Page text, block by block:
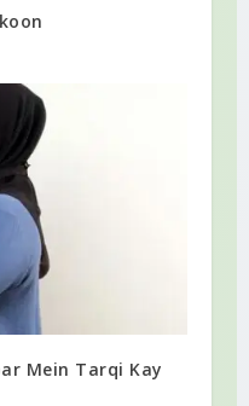
Mein Tarqi Kay